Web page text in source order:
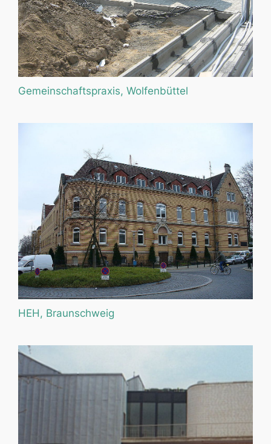
Gemeinschaftspraxis, Wolfenbüttel
HEH, Braunschweig